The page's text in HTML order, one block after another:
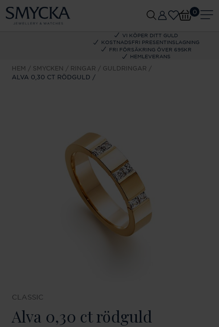
VI KÖPER DITT GULD
KOSTNADSFRI PRESENTINSLAGNING
FRI FÖRSÄKRING ÖVER 695KR
HEMLEVERANS
0
HEM SMYCKEN RINGAR
GULDRINGAR
ALVA 0,30 CT RÖDGULD
CLASSIC
Alva 0,30 ct rödguld